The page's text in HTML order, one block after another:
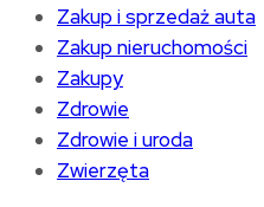
Zakup i sprzedaż auta
Zakup nieruchomości
Zakupy
Zdrowie
Zdrowie i uroda
Zwierzęta